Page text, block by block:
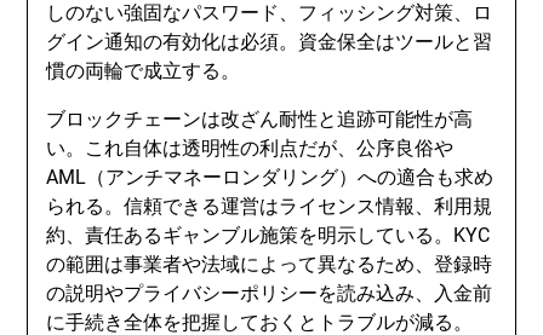
しのない強固なパスワード、フィッシング対策、ロ
グイン通知の有効化は必須。資金保全はツールと習
慣の両輪で成立する。
ブロックチェーンは改ざん耐性と追跡可能性が高
い。これ自体は透明性の利点だが、公序良俗や
AML（アンチマネーロンダリング）への適合も求め
られる。信頼できる運営はライセンス情報、利用規
約、責任あるギャンブル施策を明示している。KYC
の範囲は事業者や法域によって異なるため、登録時
の説明やプライバシーポリシーを読み込み、入金前
に手続き全体を把握しておくとトラブルが減る。